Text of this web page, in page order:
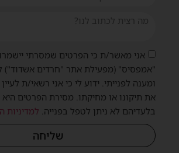
אני מאשר/ת כי הפרטים שמסרתי
"אמפסיס" (מפעילת אתר "חרדים אשדוד")
ומענה לפנייתי. ידוע לי כי אני רשאי/ת
את תיקונו או מחיקתו. מסירת הפרטים
בלעדיהם לא ניתן לטפל בפנייה. למדיניות
שליחה